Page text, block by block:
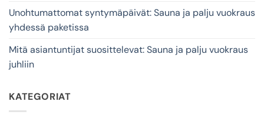
Unohtumattomat syntymäpäivät: Sauna ja palju vuokraus
yhdessä paketissa
Mitä asiantuntijat suosittelevat: Sauna ja palju vuokraus
juhliin
KATEGORIAT